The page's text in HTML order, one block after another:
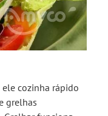
cozinha rápido
grelhas